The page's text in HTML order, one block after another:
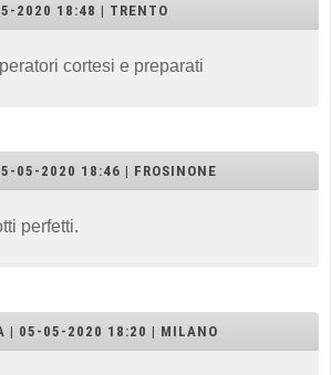
2020 18:48 | TRENTO
cortesi e preparati
05-2020 18:46 | FROSINONE
perfetti.
| 05-05-2020 18:20 | MILANO